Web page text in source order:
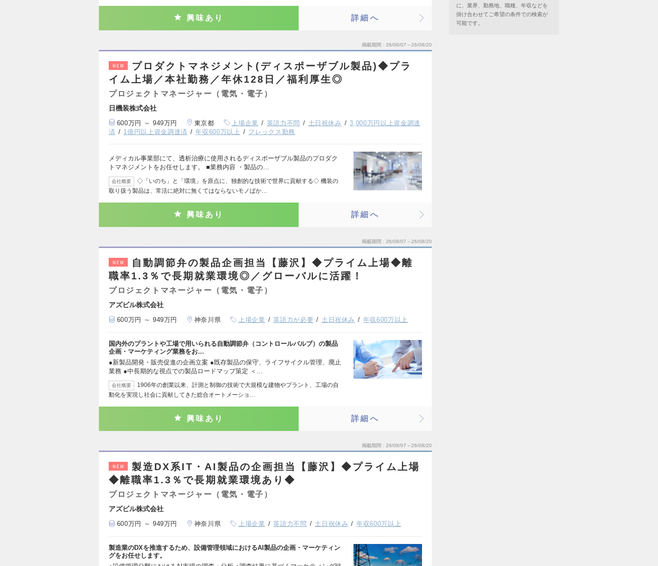
興味あり 詳細へ
掲載期間 26/08/07～26/08/20
NEW
プロダクトマネジメント(ディスポーザブル製品)◆プラ
イム上場／本社勤務／年休128日／福利厚生◎
プロジェクトマネージャー（電気・電子）
日機装株式会社
600万円 ～ 949万円 東京都 上場企業 英語力不問 土日祝休み
3,000万円以上資金調達
済
1億円以上資金調達済 年収600万以上 フレックス勤務
メディカル事業部にて、透析治療に使用されるディスポーザブル製品のプロダク
トマネジメントをお任せします。 ■業務内容 ・製品の…
会社概要
◇「いのち」と「環境」を原点に、独創的な技術で世界に貢献する◇ 機装の
取り扱う製品は、常活に絶対に無くてはならないモノばか…
興味あり 詳細へ
掲載期間 26/08/07～26/08/20
NEW
自動調節弁の製品企画担当【藤沢】◆プライム上場◆離
職率1.3％で長期就業環境◎／グローバルに活躍！
プロジェクトマネージャー（電気・電子）
アズビル株式会社
600万円 ～ 949万円 神奈川県 上場企業 英語力が必要 土日祝休み 年収600万以上
国内外のプラントや工場で用いられる自動調節弁（コントロールバルブ）の製品
企画・マーケティング業務をお…
●新製品開発・販売促進の企画立案 ●既存製品の保守、ライフサイクル管理、廃止
業務 ●中長期的な視点での製品ロードマップ策定 ＜…
会社概要
1906年の創業以来、計測と制御の技術で大規模な建物やプラント、工場の自
動化を実現し社会に貢献してきた総合オートメーショ…
興味あり 詳細へ
掲載期間 26/08/07～26/08/20
NEW
製造DX系IT・AI製品の企画担当【藤沢】◆プライム上場
◆離職率1.3％で長期就業環境あり◆
プロジェクトマネージャー（電気・電子）
アズビル株式会社
600万円 ～ 949万円 神奈川県 上場企業 英語力不問 土日祝休み 年収600万以上
製造業のDXを推進するため、設備管理領域におけるAI製品の企画・マーケティン
グをお任せします。
に、業界、勤務地、職種、年収などを
掛け合わせてご希望の条件での検索が
可能です。